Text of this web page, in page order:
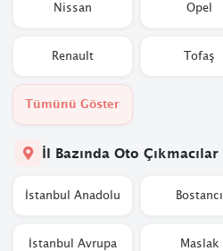
Nissan Opel
Renault Tofaş
Tümünü Göster
İl Bazında Oto Çıkmacılar
İstanbul Anadolu Bostancı
İstanbul Avrupa Maslak